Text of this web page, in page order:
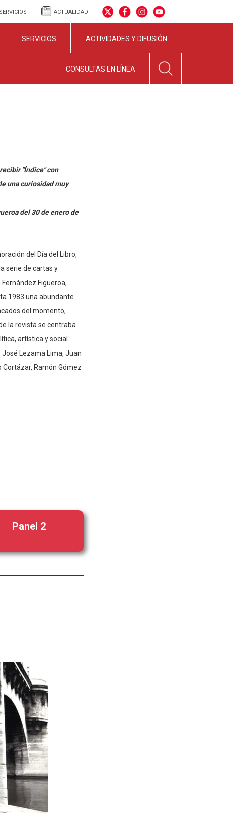
SERVICIOS ACTUALIDAD
SERVICIOS ACTIVIDADES Y DIFUSIÓN
CONSULTAS EN LÍNEA
"Índice" con
una curiosidad muy
del 30 de enero de
del Día del Libro,
serie de cartas y
Figueroa,
1983 una abundante
del momento,
la revista se centraba
artística y social.
Lezama Lima, Juan
Cortázar, Ramón Gómez
Panel 2